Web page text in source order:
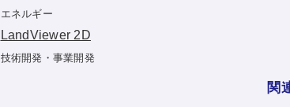
エネルギー
LandViewer 2D
技術開発・事業開発
関